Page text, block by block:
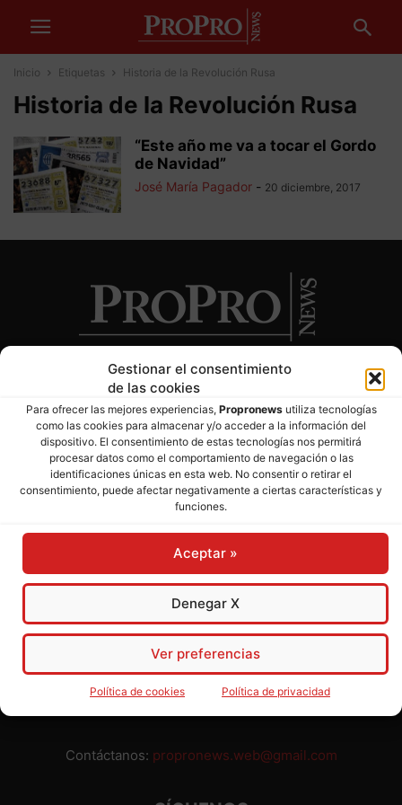
Gestionar el consentimiento
de las cookies
Para ofrecer las mejores experiencias, Propronewsutiliza tecnologías
como las cookies para almacenar y/o acceder a la información del
dispositivo. El consentimiento de estas tecnologías nos permitirá
procesar datos como el comportamiento de navegación o las
identificaciones únicas en esta web. No consentir o retirar el
consentimiento, puede afectar negativamente a ciertas características y
funciones.
Aceptar »
Denegar X
Ver preferencias
Política de cookies Política de privacidad
Inicio Etiquetas Historia de la Revolución Rusa
Historia de la Revolución Rusa
“Este año me va a tocar el Gordo
de Navidad”
José María Pagador - 20 diciembre, 2017
SOBRE NOSOTROS
Director: José Mª Pagador- Subdirectora: Rosa Puch
José María Pagador Otero - Wikipedia
Para preservar nuestra independencia,
admite publicidad ni subvenciones o ayudas públicas o
privadas. Ninguno de nuestros directivos, redactores y
colaboradores percibe remuneración alguna. Realizamos
nuestro trabajo por amor al periodismo, a la verdad y a la
libertad y en solidaridad con la ciudadanía.
Usted puede colaborar con nosotros divulgando nuestro
periódico, compartiendo nuestros contenidos, sugiriendo temas
y comunicándonos cualquier injusticia o asunto de interés.
Contáctanos: propronews.web@gmail.com